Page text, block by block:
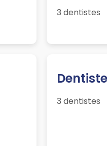
3 dentistes
3 dentistes